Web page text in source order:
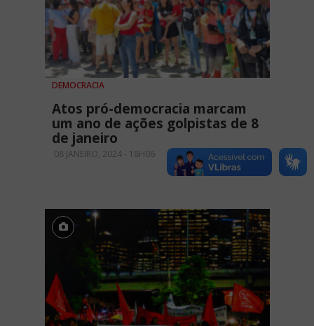
DEMOCRACIA
Atos pró-democracia marcam
um ano de ações golpistas de 8
de janeiro
08 JANEIRO, 2024 - 18H06